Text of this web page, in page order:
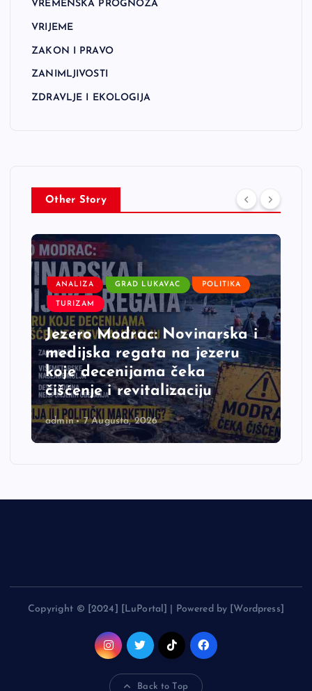
VREMENSKA PROGNOZA
VRIJEME
ZAKON I PRAVO
ZANIMLJIVOSTI
ZDRAVLJE I EKOLOGIJA
Other Story
ANALIZA GRAD LUKAVAC POLITIKA
TURIZAM
Jezero Modrac: Novinarska i
medijska regata na jezeru
koje decenijama čeka
čišćenje i revitalizaciju
admin 7 Augusta, 2026
Copyright © [2024] [LuPortal] | Powered by [Wordpress]
Back to Top